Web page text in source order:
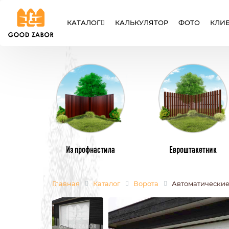
КАТАЛОГ
ЗАБОРЫ
МЕТАЛЛИЧЕСКИЕ ЗАБОРЫ
ИЗ ЕВРОШТАКЕТНИКА
СЕТКА РАБИЦА
СЕКЦИОННЫЕ ЗАБОРЫ
ИЗ
СВАРНЫЕ
ИЗ
КАЛИТКИ
КАЛЬКУЛЯТОР ФОТО
Из профнастила Евроштакетник
Главная Каталог Ворота